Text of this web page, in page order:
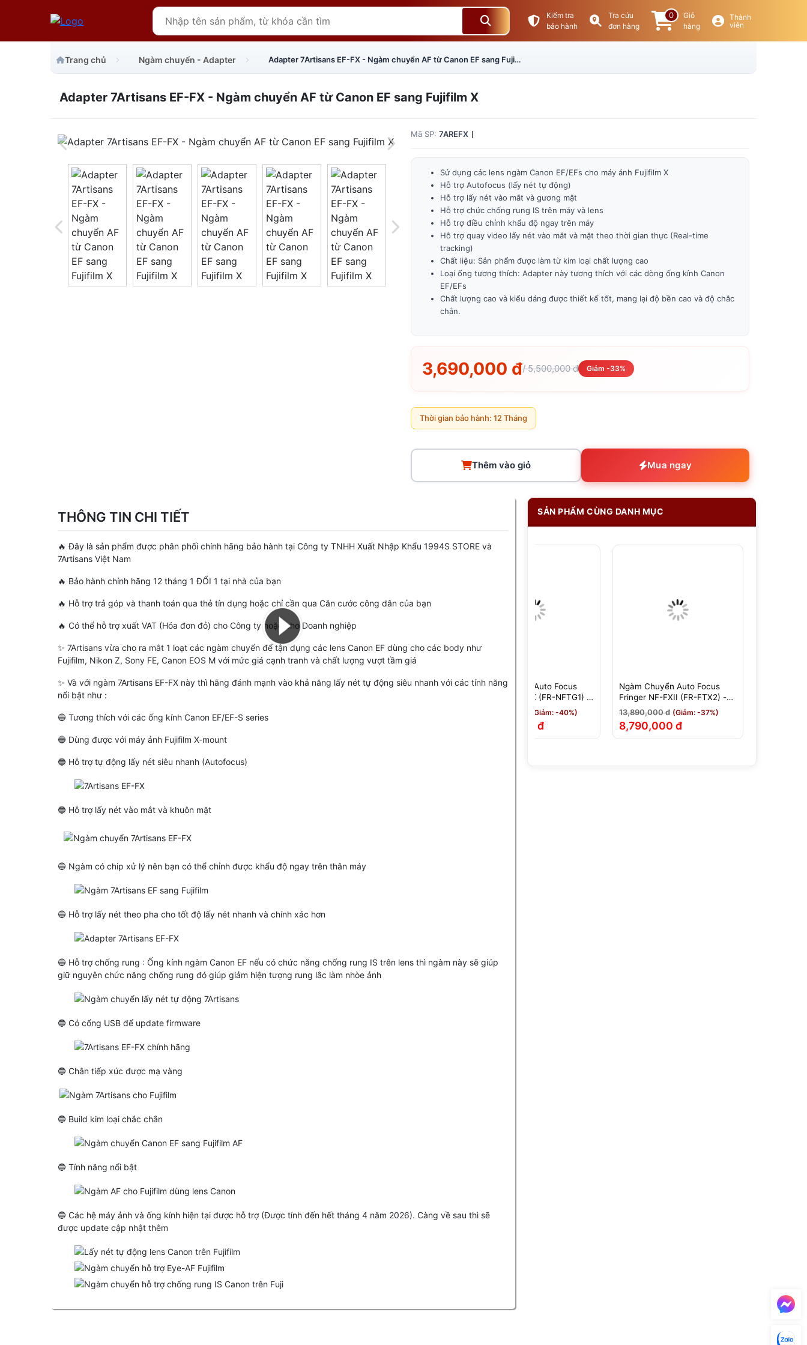
Kiểm tra
bảo hành
Tra cứu
đơn hàng
0
Giỏ
hàng
Thành
viên
Trang chủ Ngàm chuyển - Adapter Adapter 7Artisans EF-FX - Ngàm chuyển AF từ Canon EF sang Fujifilm X
Adapter 7Artisans EF-FX - Ngàm chuyển AF từ Canon EF sang Fujifilm X
Mã SP: 7AREFX
Sử dụng các lens ngàm Canon EF/EFs cho máy ảnh Fujifilm X
Hỗ trợ Autofocus (lấy nét tự động)
Hỗ trợ lấy nét vào mắt và gương mặt
Hỗ trợ chức chống rung IS trên máy và lens
Hỗ trợ điều chỉnh khẩu độ ngay trên máy
Hỗ trợ quay video lấy nét vào mắt và mặt theo thời gian thực (Real-time
tracking)
Chất liệu: Sản phẩm được làm từ kim loại chất lượng cao
Loại ống tương thích: Adapter này tương thích với các dòng ống kính Canon
EF/EFs
Chất lượng cao và kiểu dáng được thiết kế tốt, mang lại độ bền cao và độ chắc
chắn.
3,690,000 đ/ 5,500,000 đ Giảm -33%
Thời gian bảo hành: 12 Tháng
Thêm vào giỏ Mua ngay
THÔNG TIN CHI TIẾT
🔥 Đây là sản phẩm được phân phối chính hãng bảo hành tại Công ty TNHH Xuất Nhập Khẩu 1994S STORE và
7Artisans Việt Nam
🔥 Bảo hành chính hãng 12 tháng 1 ĐỔI 1 tại nhà của bạn
🔥 Hỗ trợ trả góp và thanh toán qua thẻ tín dụng hoặc chỉ cần qua Căn cước công dân của bạn
🔥 Có thể hỗ trợ xuất VAT (Hóa đơn đỏ) cho Công ty hoặc cho Doanh nghiệp
✨ 7Artisans vừa cho ra mắt 1 loạt các ngàm chuyển để tận dụng các lens Canon EF dùng cho các body như
Fujifilm, Nikon Z, Sony FE, Canon EOS M với mức giá cạnh tranh và chất lượng vượt tầm giá
✨ Và với ngàm 7Artisans EF-FX này thì hãng đánh mạnh vào khả năng lấy nét tự động siêu nhanh với các tính năng
nổi bật như :
🔵 Tương thích với các ống kính Canon EF/EF-S series
🔵 Dùng được với máy ảnh Fujifilm X-mount
🔵 Hỗ trợ tự động lấy nét siêu nhanh (Autofocus)
🔵 Hỗ trợ lấy nét vào mắt và khuôn mặt
🔵 Ngàm có chip xử lý nên bạn có thể chỉnh được khẩu độ ngay trên thân máy
🔵 Hỗ trợ lấy nét theo pha cho tốt độ lấy nét nhanh và chính xác hơn
🔵 Hỗ trợ chống rung : Ống kính ngàm Canon EF nếu có chức năng chống rung IS trên lens thì ngàm này sẽ giúp
giữ nguyên chức năng chống rung đó giúp giảm hiện tượng rung lắc làm nhòe ảnh
🔵 Có cổng USB để update firmware
🔵 Chân tiếp xúc được mạ vàng
🔵 Build kim loại chắc chắn
🔵 Tính năng nổi bật
🔵 Các hệ máy ảnh và ống kính hiện tại được hỗ trợ (Được tính đến hết tháng 4 năm 2026). Càng về sau thì sẽ
được update cập nhật thêm
SẢN PHẨM CÙNG DANH MỤC
Combo 2 Tube Macro Meike
MK-C-AF3 Cho Canon EOS M
900,000 đ (Giảm: -28%)
650,000 đ
Ngàm Chuyển C-Mount -
79,900 đ
Ngàm Chuyển Fringer EF-FX
Ngàm Chuyển Auto Focus
Fringer NF-GFX (FR-NFTG1) -
Nikon F Sang Fujifilm GFX -
(Giảm: -40%)
13,790,000 đ
Ngàm Chuyển Auto Focus
Fringer NF-FXII (FR-FTX2) -
Nikon F Sang Fujifilm X -
Chính Hãng
13,890,000 đ (Giảm: -37%)
8,790,000 đ
Giá trên 1SP 5x0 đ
Tổng giá 0 đ